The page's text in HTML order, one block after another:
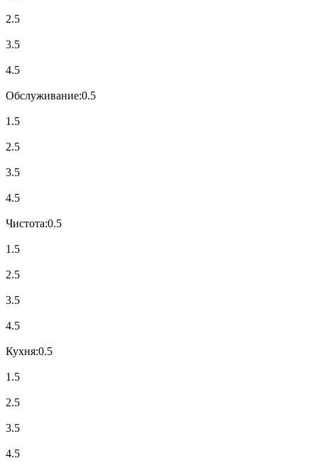
2.5
3.5
4.5
Обслуживание:0.5
1.5
2.5
3.5
4.5
Чистота:0.5
1.5
2.5
3.5
4.5
Кухня:0.5
1.5
2.5
3.5
4.5